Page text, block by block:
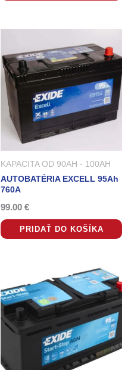
KAPACITA OD 90AH - 100AH
AUTOBATÉRIA EXCELL 95Ah
760A
99.00 €
PRIDAŤ DO KOŠÍKA